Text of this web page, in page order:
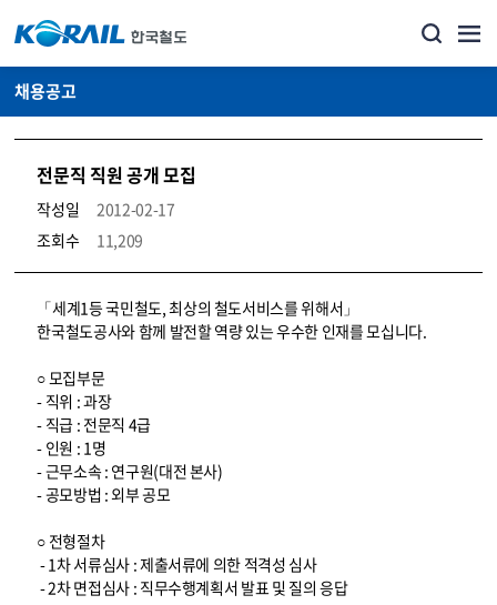
채용공고
전문직 직원 공개 모집
작성일
2012-02-17
조회수
11,209
코레일소개_경영공시_채용공고 상세보기 – 내용, 파일, 담당자 연락처로 구성
「세계1등 국민철도, 최상의 철도서비스를 위해서」
한국철도공사와 함께 발전할 역량 있는 우수한 인재를 모십니다.
○ 모집부문
- 직위 : 과장
- 직급 : 전문직 4급
- 인원 : 1명
- 근무소속 : 연구원(대전 본사)
- 공모방법 : 외부 공모
○ 전형절차
- 1차 서류심사 : 제출서류에 의한 적격성 심사
- 2차 면접심사 : 직무수행계획서 발표 및 질의 응답